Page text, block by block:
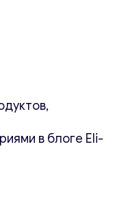
в блоге Eli-